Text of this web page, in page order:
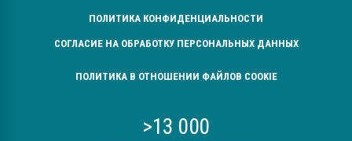
ПОЛИТИКА КОНФИДЕНЦИАЛЬНОСТИ
СОГЛАСИЕ НА ОБРАБОТКУ ПЕРСОНАЛЬНЫХ ДАННЫХ
ПОЛИТИКА В ОТНОШЕНИИ ФАЙЛОВ COOKIE
>13 000